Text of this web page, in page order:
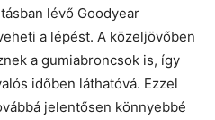
lévő Goodyear
a lépést. A közeljövőben
a gumiabroncsok is, így
időben láthatóvá. Ezzel
jelentősen könnyebbé